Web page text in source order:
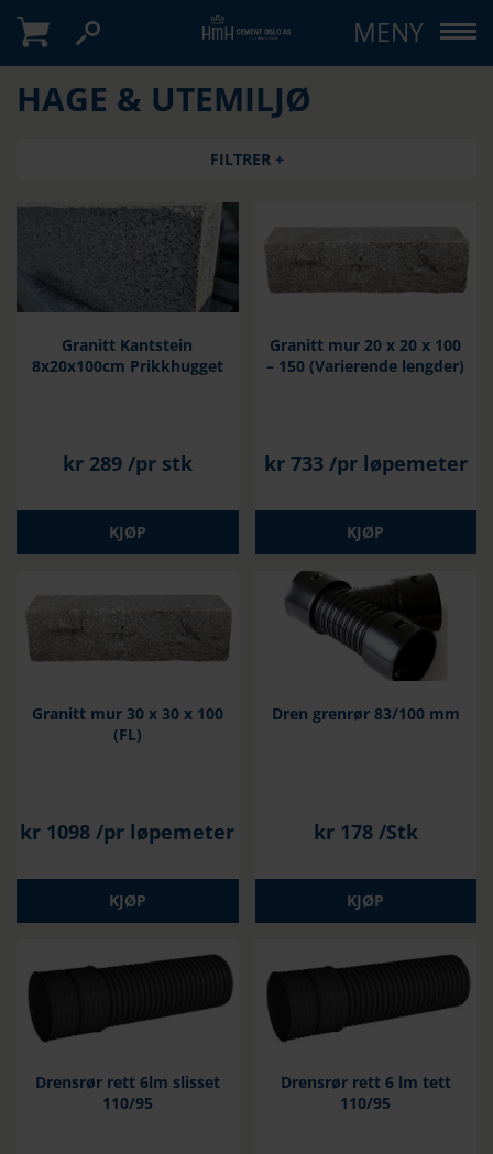
MENY
HAGE & UTEMILJØ
FILTRER +
Granitt Kantstein
8x20x100cm Prikkhugget
kr289/pr stk
KJØP
Granitt mur 20 x 20 x 100
– 150 (Varierende lengder)
kr733/pr løpemeter
KJØP
Granitt mur 30 x 30 x 100
(FL)
kr 1098 /pr løpemeter
KJØP
Dren grenrør 83/100 mm
kr178/Stk
KJØP
Drensrør rett 6lm slisset
110/95
Drensrør rett 6 lm tett
110/95